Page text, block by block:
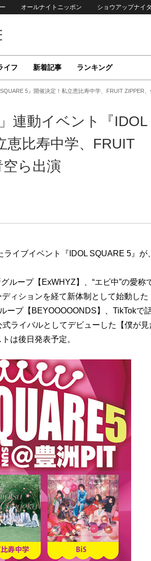
オールナイトニッポン ショウアップナイ
イフ 新着記事 ランキング
5』開催決定！私立恵比寿中学、FRUIT ZIPPER
連動イベント『IDOL
恵比寿中学、FRUIT
ら出演
イブイベント『IDOL SQUARE 5』が
ループ【ExWHYZ】、“エビ中”の愛称
ィションを経て新体制として始動した
ープ【BEYOOOOONDS】、TikTokで
ライバルとしてデビューした【僕が見
は後日発表予定。